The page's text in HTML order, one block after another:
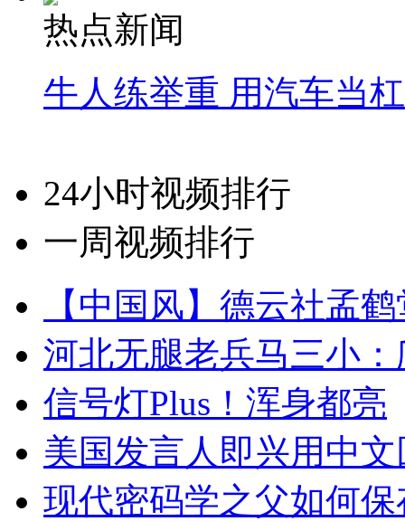
热点新闻
牛人练举重 用汽车当
24小时视频排行
一周视频排行
【中国风】德云社孟
河北无腿老兵马三小
信号灯Plus！浑身都亮
美国发言人即兴用中
现代密码学之父如何